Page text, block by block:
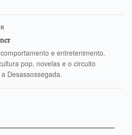
e entretenimento.
pop, novelas e o circuito
Desassossegada.